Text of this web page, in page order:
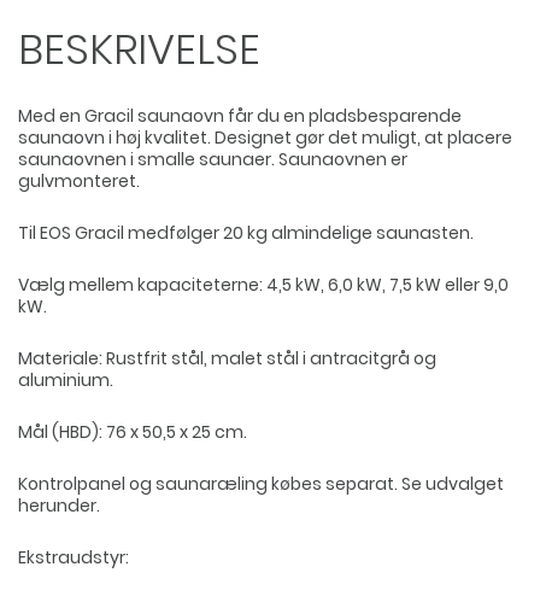
BESKRIVELSE
Med en Gracil saunaovn får du en pladsbesparende
saunaovn i høj kvalitet. Designet gør det muligt, at placere
saunaovnen i smalle saunaer. Saunaovnen er
gulvmonteret.
Til EOS Gracil medfølger 20 kg almindelige saunasten.
Vælg mellem kapaciteterne: 4,5 kW, 6,0 kW, 7,5 kW eller 9,0
kW.
Materiale: Rustfrit stål, malet stål i antracitgrå og
aluminium.
Mål (HBD): 76 x 50,5 x 25 cm.
Kontrolpanel og saunaræling købes separat. Se udvalget
herunder.
Ekstraudstyr: